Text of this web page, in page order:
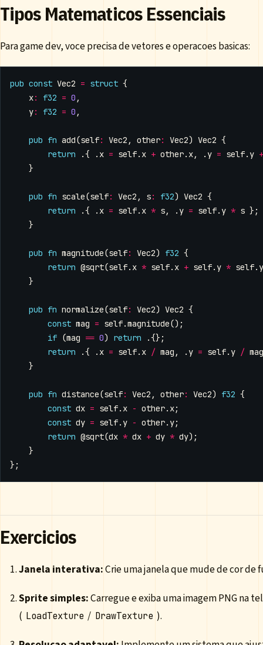
Tipos Matematicos Essenciais
Para game dev, voce precisa de vetores e operacoes basicas:
pub const Vec2 = struct {
x: f32 = 0 ,
y: f32 = 0 ,
pub fn add(self: Vec2 , other: Vec2) Vec2 {
return
.{ . x = self. x + other. x, . y = self. y +
}
pub fn scale(self: Vec2 , s: f32) Vec2 {
return
.{ . x = self. x * s, . y = self. y * s };
}
pub fn magnitude(self: Vec2) f32 {
return @sqrt(self. x * self. x + self. y * self. y
}
pub fn normalize(self: Vec2) Vec2 {
const mag = self.magnitude();
if (mag == 0) return
.{};
return
.{ . x = self. x / mag , . y = self. y / mag
}
pub fn distance(self: Vec2 , other: Vec2) f32 {
const dx = self. x - other. x;
const dy = self. y - other. y;
return @sqrt(dx * dx + dy * dy);
}
};
Exercicios
Janela interativa:Crie uma janela que mude de cor de
Sprite simples:Carregue e exiba uma imagem PNG na
( LoadTexture / DrawTexture ).